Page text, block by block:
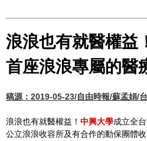
浪浪也有就醫權益
首座浪浪專屬的醫
稿源：2019-05-23/自由時報/蘇孟娟/
浪浪也有就醫權益！ 中興大學成立全
公立浪浪收容所及有合作的動保團體